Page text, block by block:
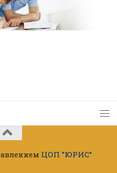
ЦОП "ЮРИС"